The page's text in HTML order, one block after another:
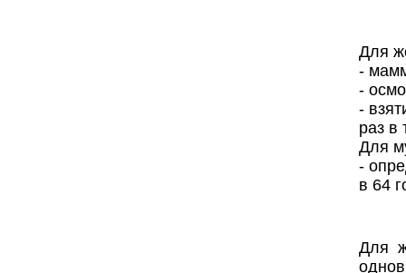
Для
-
-
-
раз в
Для
-
в 64
Для